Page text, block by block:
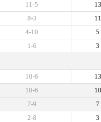
13
11-5
11
8-3
5
4-10
3
1-6
13
10-6
10
10-6
7
7-9
3
2-8